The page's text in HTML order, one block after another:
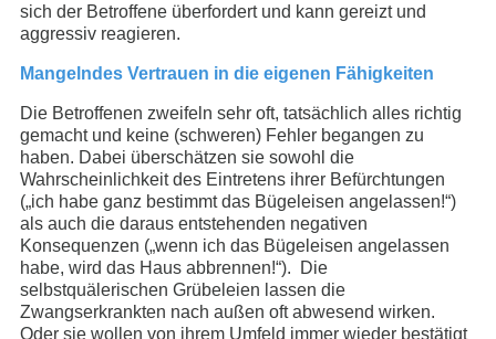
sich der Betroffene überfordert und kann gereizt und
aggressiv reagieren.
Mangelndes Vertrauen in die eigenen Fähigkeiten
Die Betroffenen zweifeln sehr oft, tatsächlich alles richtig
gemacht und keine (schweren) Fehler begangen zu
haben. Dabei überschätzen sie sowohl die
Wahrscheinlichkeit des Eintretens ihrer Befürchtungen
(„ich habe ganz bestimmt das Bügeleisen angelassen!“)
als auch die daraus entstehenden negativen
Konsequenzen („wenn ich das Bügeleisen angelassen
habe, wird das Haus abbrennen!“). Die
selbstquälerischen Grübeleien lassen die
Zwangserkrankten nach außen oft abwesend wirken.
Oder sie wollen von ihrem Umfeld immer wieder bestätigt